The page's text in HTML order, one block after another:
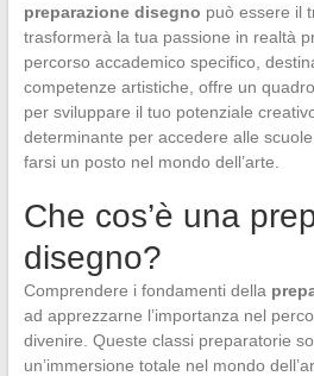
preparazione disegno può essere il
trasformerà la tua passione in realtà
percorso accademico specifico,
competenze artistiche, offre un
per sviluppare il tuo potenziale
determinante per accedere alle
farsi un posto nel mondo dell’arte.
Che cos’è una
disegno?
Comprendere i fondamenti della
ad apprezzarne l’importanza nel
divenire. Queste classi preparatorie
un’immersione totale nel mondo